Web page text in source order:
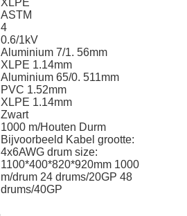
XLPE
ASTM
4
0.6/1kV
Aluminium 7/1. 56mm
XLPE 1.14mm
Aluminium 65/0. 511mm
PVC 1.52mm
XLPE 1.14mm
Zwart
1000 m/Houten Durm
Bijvoorbeeld Kabel grootte:
4x6AWG drum size:
1100*400*820*920mm 1000
m/drum 24 drums/20GP 48
drums/40GP